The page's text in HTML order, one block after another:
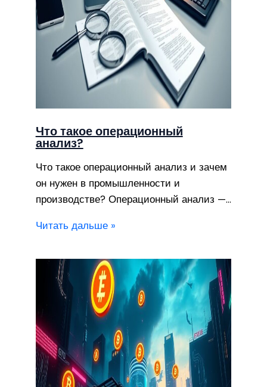
Что такое операционный
анализ?
Что такое операционный анализ и зачем
он нужен в промышленности и
производстве? Операционный анализ —…
Читать дальше »